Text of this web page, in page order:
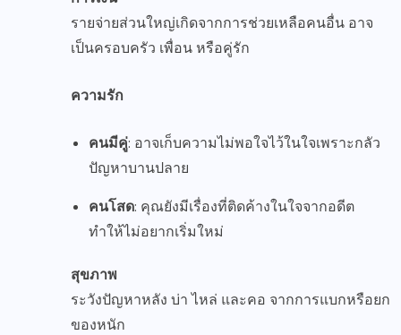
รายจ่ายส่วนใหญ่เกิดจากการช่วยเหลือคนอื่น อาจ
เป็นครอบครัว เพื่อน หรือคู่รัก
ความรัก
คนมีคู่: อาจเก็บความไม่พอใจไว้ในใจเพราะกลัว
ปัญหาบานปลาย
คนโสด: คุณยังมีเรื่องที่ติดค้างในใจจากอดีต
ทำให้ไม่อยากเริ่มใหม่
สุขภาพ
ระวังปัญหาหลัง บ่า ไหล่ และคอ จากการแบกหรือยก
ของหนัก